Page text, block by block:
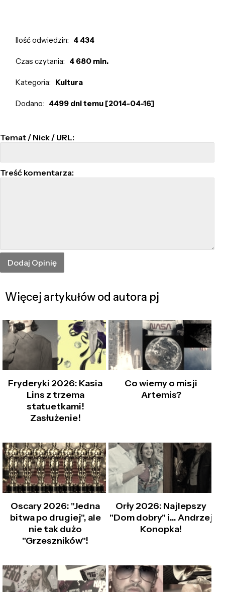
Ilość odwiedzin: 4 434
Czas czytania: 4 680 min.
Kategoria: Kultura
Dodano: 4499 dni temu [2014-04-16]
Temat / Nick / URL:
Treść komentarza:
Więcej artykułów od autora pj
Fryderyki 2026: Kasia
Lins z trzema
statuetkami!
Zasłużenie!
Co wiemy o misji
Artemis?
Oscary 2026: "Jedna
bitwa po drugiej", ale
nie tak dużo
"Grzeszników"!
Orły 2026: Najlepszy
"Dom dobry" i… Andrzej
Konopka!